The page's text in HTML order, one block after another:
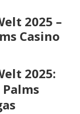
2025 –
Casino
2025: